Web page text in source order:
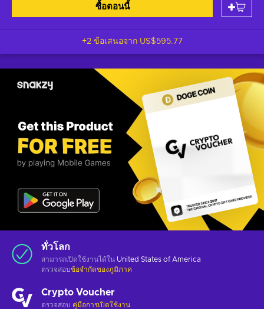
ซื้อตอนนี้
+2 ข้อเสนอจาก US$595.77
ทั่วโลก
สามารถเปิดใช้งานได้ใน United States of America
ตรวจสอบข้อจำกัดของภูมิภาค
Crypto Voucher
ตรวจสอบ คู่มือการเปิดใช้งาน